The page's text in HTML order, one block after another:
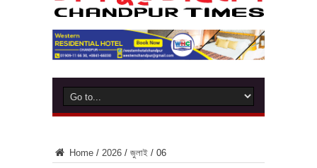
Home / 2026 / জুলাই / 06